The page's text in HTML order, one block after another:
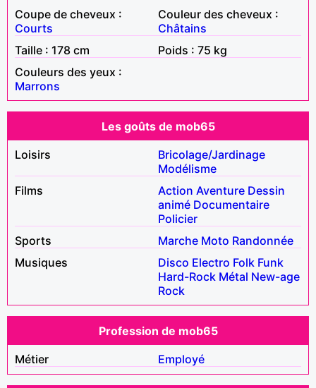
Coupe de cheveux :
Courts
Couleur des cheveux :
Châtains
Taille : 178 cm
Poids : 75 kg
Couleurs des yeux :
Marrons
Les goûts de mob65
Loisirs
Bricolage/Jardinage
Modélisme
Films
Action Aventure Dessin
animé Documentaire
Policier
Sports
Marche Moto Randonnée
Musiques
Disco Electro Folk Funk
Hard-Rock Métal New-age
Rock
Profession de mob65
Métier
Employé